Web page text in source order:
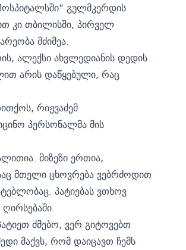
გულმკერდის
კი თბილისში, პირველ
მძიმეა.
ალექსი ახვლედიანის დედის
არის დაწყებული, რაც
რიჟვაძემ
პერსონალმა მის
მიზეზი ერთია,
მთელი ცხოვრება ვებრძოდით
პატიებას ვთხოვ
ძმებო, ვერ გიტოვებთ
მაქვს, რომ დაიცავთ ჩემს